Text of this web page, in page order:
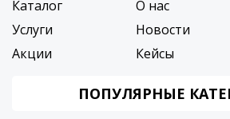
Каталог
Услуги
Акции
О нас
Новости
Кейсы
ПОПУЛЯРНЫЕ